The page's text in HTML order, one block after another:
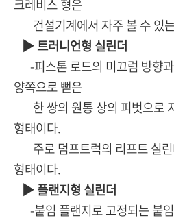
크레비스 형은
건설기계에서 자주 볼 수 있
▶ 트러니언형 실린더
-피스톤 로드의 미끄럼 방향
양쪽으로 뻗은
한 쌍의 원통 상의 피벗으로
형태이다.
주로 덤프트럭의 리프트 실린
형태이다.
▶ 플랜지형 실린더
-붙임 플랜지로 고정되는 붙